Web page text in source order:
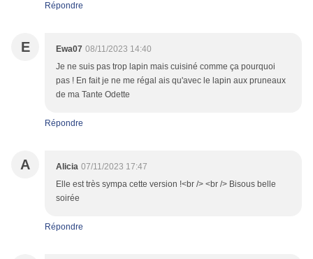
Répondre
E Ewa07 08/11/2023 14:40
Je ne suis pas trop lapin mais cuisiné comme ça pourquoi
pas ! En fait je ne me régal ais qu'avec le lapin aux pruneaux
de ma Tante Odette
Répondre
A Alicia 07/11/2023 17:47
Elle est très sympa cette version !<br /> <br /> Bisous belle
soirée
Répondre